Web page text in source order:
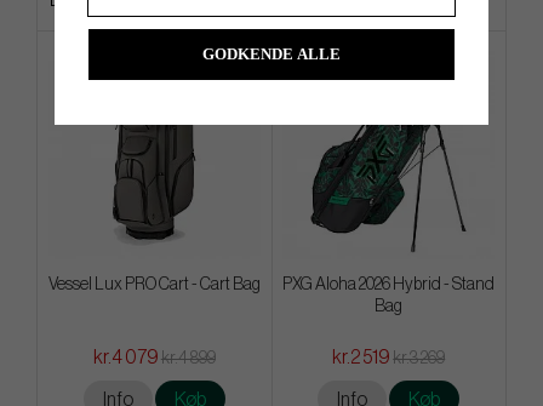
Vessel Lux PRO Cart - Cart Bag
kr.4 079 kr.4 899
Info Køb
PXG Aloha 2026 Hybrid - Stand
Bag
kr.2 519 kr.3 269
Info Køb
GODKENDE ALLE